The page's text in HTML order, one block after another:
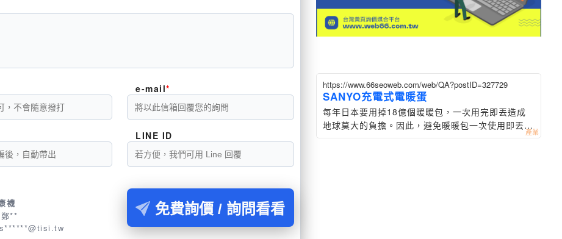
e-mail
LINE ID
襪
**
免費詢價 / 詢問看看
https://www.66seoweb.com/web/QA?postID=327729
SANYO充電式電暖蛋
每年日本要用掉18億個暖暖包，一次用完即丟造成
地球莫大的負擔。因此，避免暖暖包一次使用即丟的
耗材浪費、如何實踐減少廢棄物的產生與重複使用，